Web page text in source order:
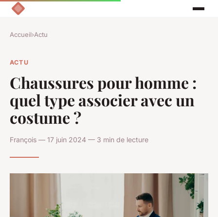
Accueil›Actu
ACTU
Chaussures pour homme :
quel type associer avec un
costume ?
François — 17 juin 2024 — 3 min de lecture